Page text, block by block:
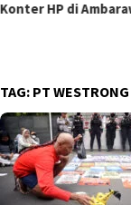
Konter HP di
TAG: PT